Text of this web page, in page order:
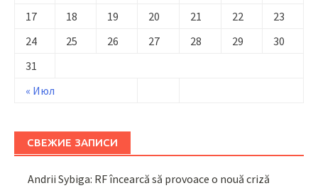
« Июл
17
18 19 20 21 22
23
24
25 26 27 28 29
30
31
СВЕЖИЕ ЗАПИСИ
Andrii Sybiga: RF încearcă să provoace o nouă criză